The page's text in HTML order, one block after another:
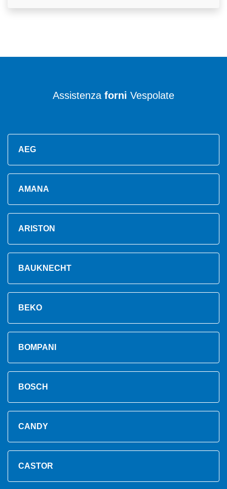
Assistenza forni Vespolate
AEG
AMANA
ARISTON
BAUKNECHT
BEKO
BOMPANI
BOSCH
CANDY
CASTOR